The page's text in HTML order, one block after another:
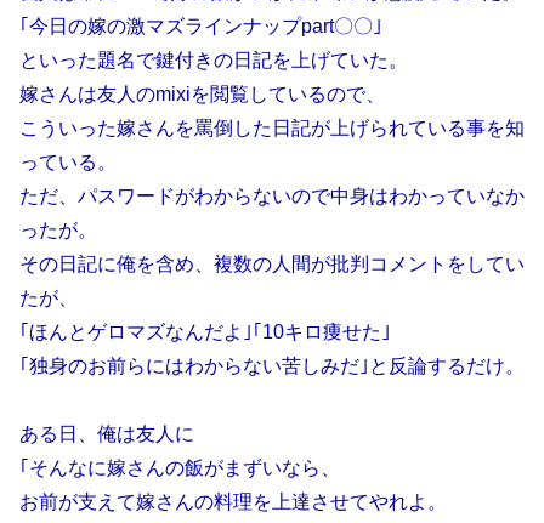
｢今日の嫁の激マズラインナップpart〇〇｣
といった題名で鍵付きの日記を上げていた。
嫁さんは友人のmixiを閲覧しているので、
こういった嫁さんを罵倒した日記が上げられている事を知
っている。
ただ、パスワードがわからないので中身はわかっていなか
ったが。
その日記に俺を含め、複数の人間が批判コメントをしてい
たが、
｢ほんとゲロマズなんだよ｣｢10キロ痩せた｣
｢独身のお前らにはわからない苦しみだ｣と反論するだけ。
ある日、俺は友人に
｢そんなに嫁さんの飯がまずいなら、
お前が支えて嫁さんの料理を上達させてやれよ。